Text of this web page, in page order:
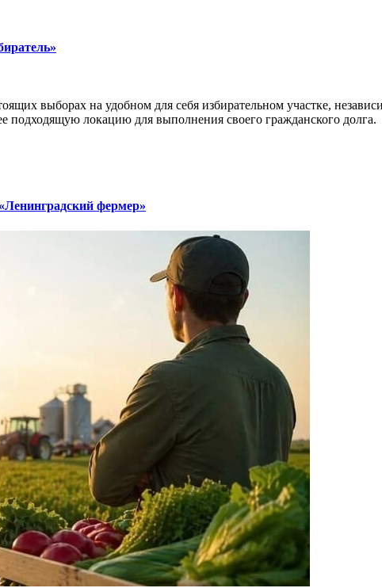
выборах на удобном для себя избирательном участке,
подходящую локацию для выполнения своего гражданского долга.
фермер»